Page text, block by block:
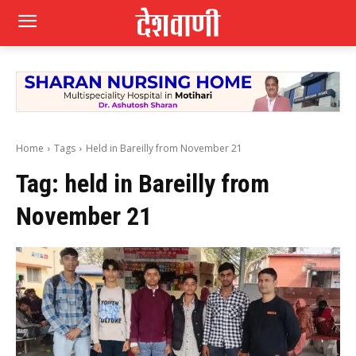
Home Tags Held in Bareilly from November 21
Tag: held in Bareilly from
November 21